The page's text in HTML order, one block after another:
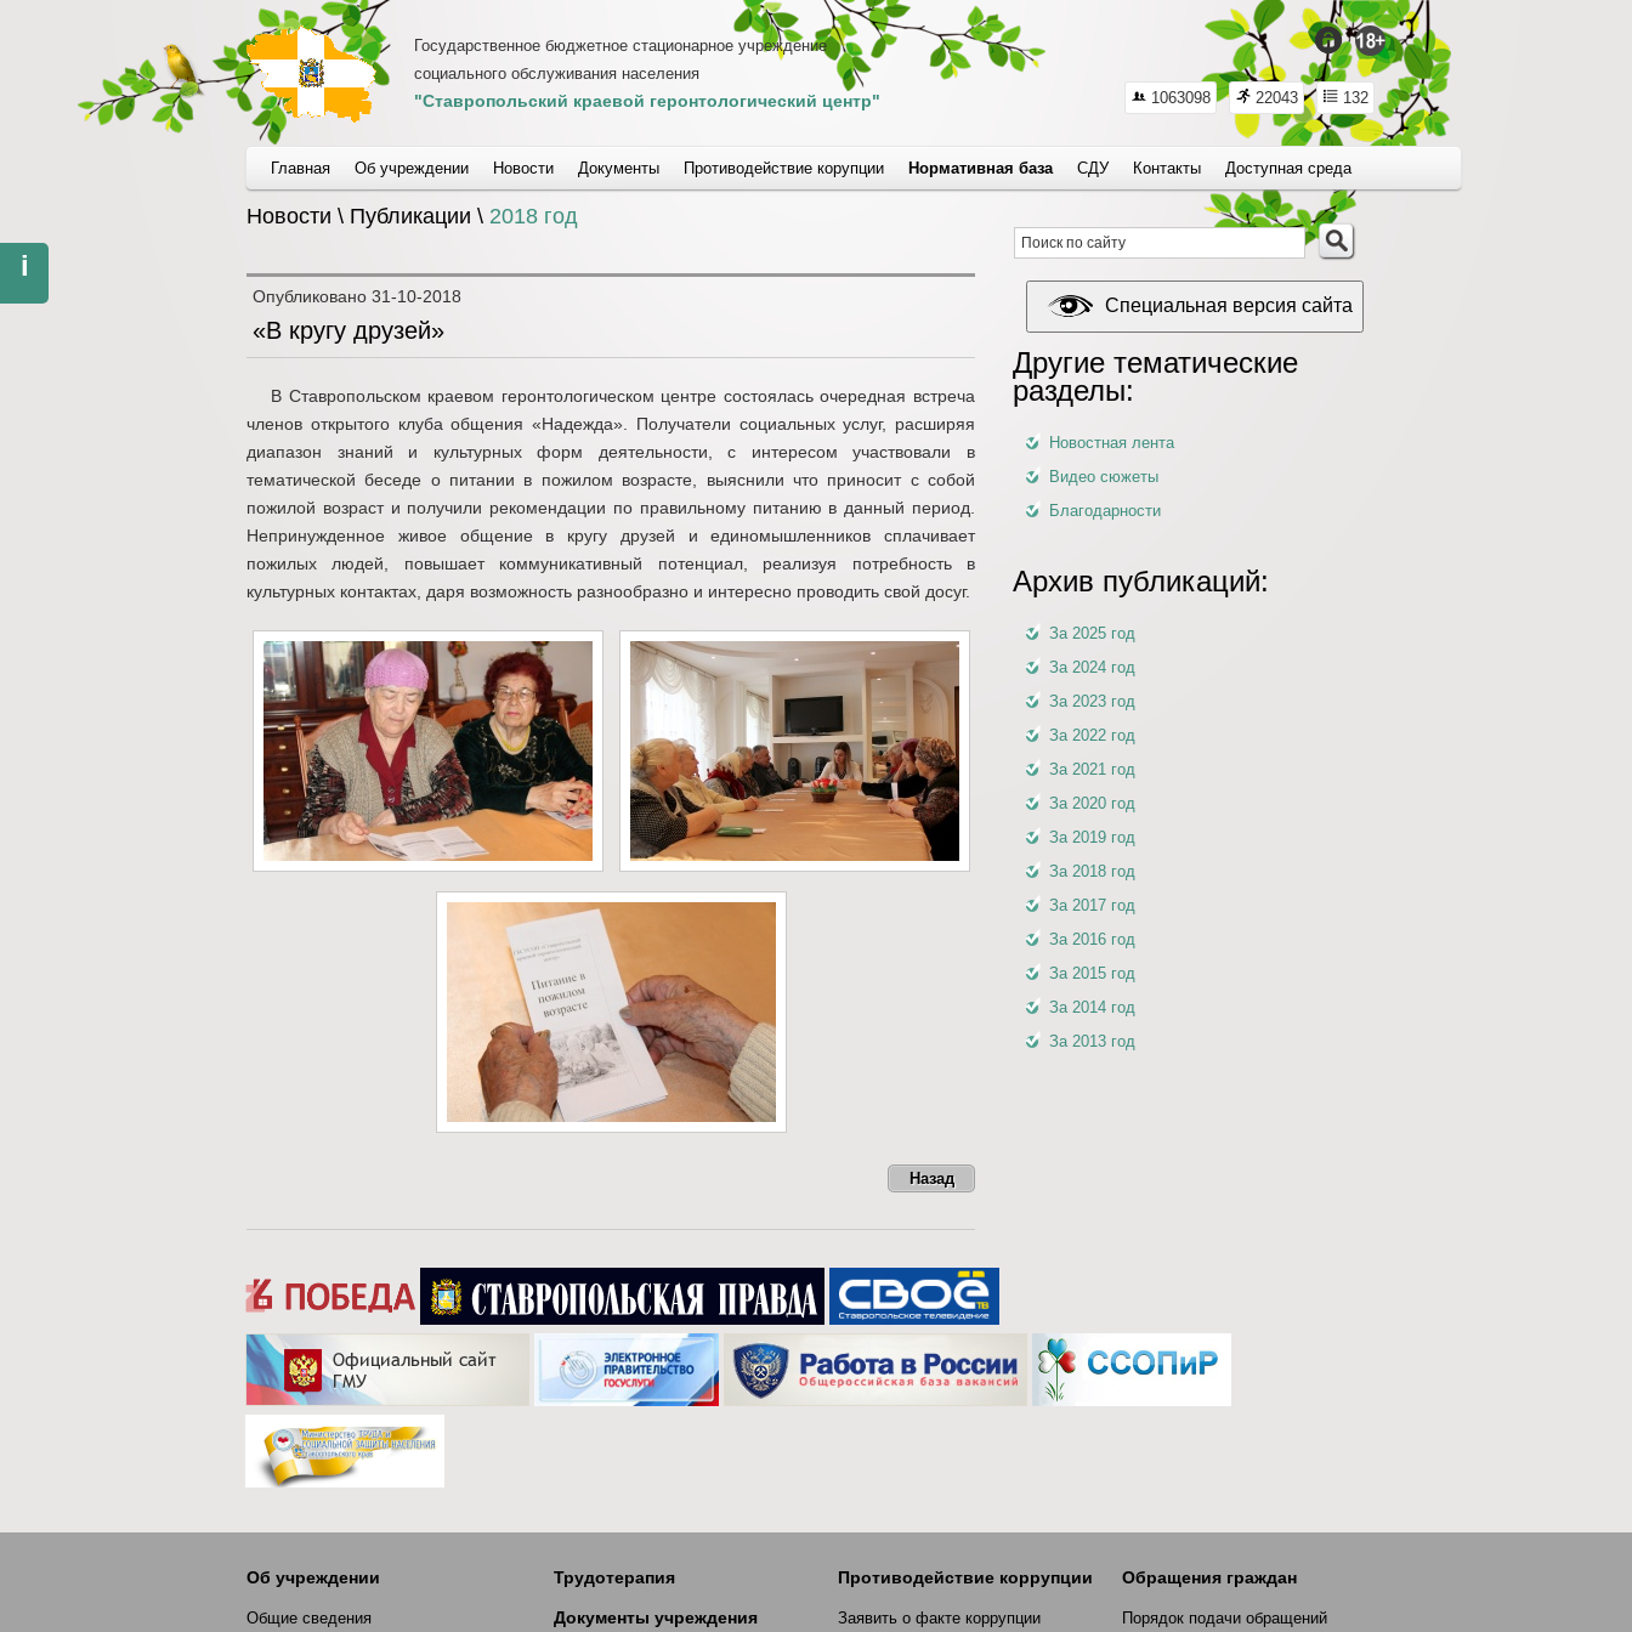
Государственное бюджетное стационарное учреждение
социального обслуживания населения
"Ставропольский краевой геронтологический центр" 1063098 22043 132
i
Главная Об учреждении Новости Документы Противодействие корупции Нормативная база СДУ Контакты Доступная среда
Новости \ Публикации \ 2018 год
Опубликовано 31-10-2018
«В кругу друзей»
В Ставропольском краевом геронтологическом центре состоялась очередная встреча
членов открытого клуба общения «Надежда». Получатели социальных услуг, расширяя
диапазон знаний и культурных форм деятельности, с интересом участвовали в
тематической беседе о питании в пожилом возрасте, выяснили что приносит с собой
пожилой возраст и получили рекомендации по правильному питанию в данный период.
Непринужденное живое общение в кругу друзей и единомышленников сплачивает
пожилых людей, повышает коммуникативный потенциал, реализуя потребность в
культурных контактах, даря возможность разнообразно и интересно проводить свой досуг.
Назад
Специальная версия сайта
Другие тематические
разделы:
Новостная лента
Видео сюжеты
Благодарности
Архив публикаций:
За 2025 год
За 2024 год
За 2023 год
За 2022 год
За 2021 год
За 2020 год
За 2019 год
За 2018 год
За 2017 год
За 2016 год
За 2015 год
За 2014 год
За 2013 год
Об учреждении
Общие сведения
Трудотерапия
Документы учреждения
Противодействие коррупции
Заявить о факте коррупции
Обращения граждан
Порядок подачи обращений